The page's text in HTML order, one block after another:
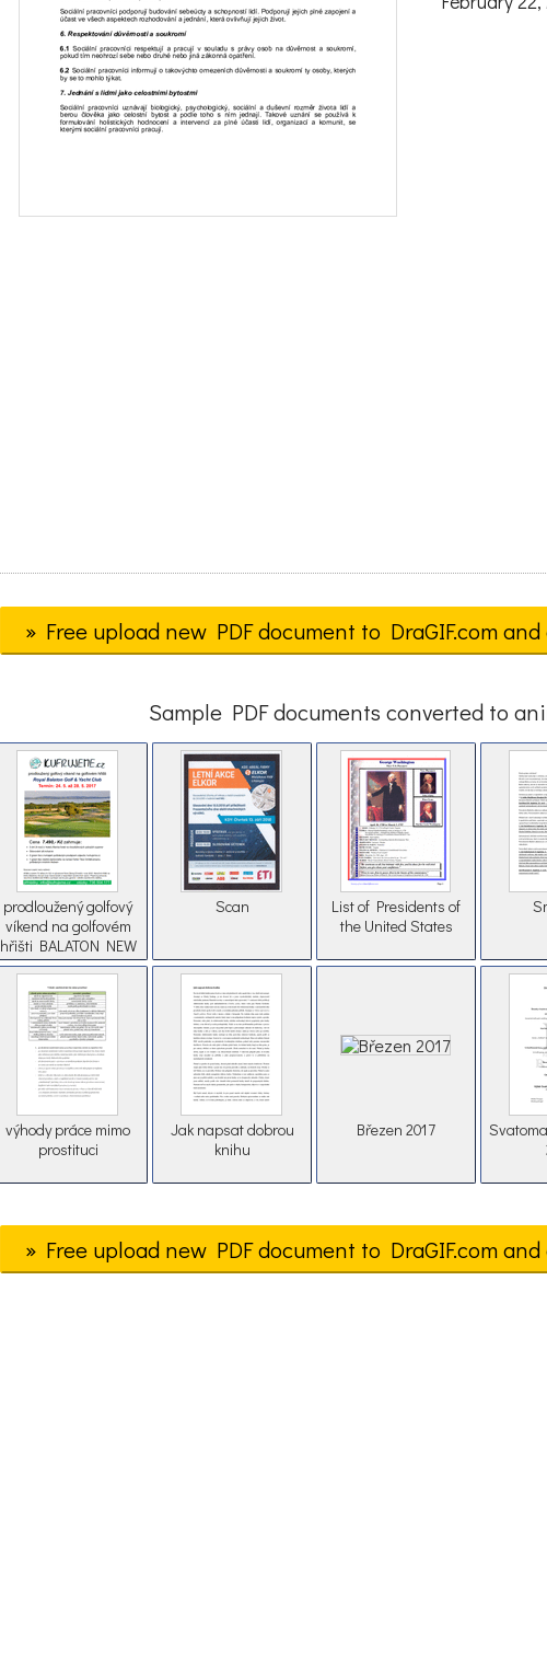
» Free upload new PDF document to DraGIF.com
Sample PDF documents converted to
prodloužený golfový
víkend na golfovém
hřišti BALATON NEW
Scan
List of Presidents of
the United States
výhody práce mimo
prostituci
Jak napsat dobrou
knihu
Březen 2017
» Free upload new PDF document to DraGIF.com